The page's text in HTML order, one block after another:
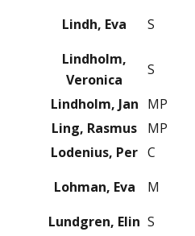
Lindh, Eva S
Lindholm,
Veronica
S
Lindholm, Jan MP
Ling, Rasmus
MP
Lodenius, Per C
Lohman, Eva
M
Lundgren, Elin S